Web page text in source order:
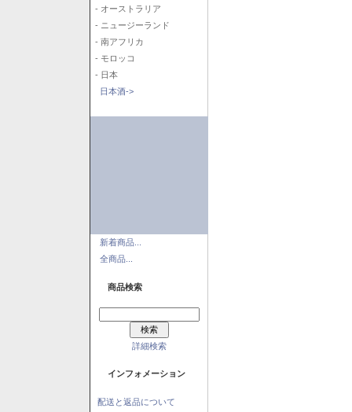
- オーストラリア
- ニュージーランド
- 南アフリカ
- モロッコ
- 日本
日本酒->
新着商品...
全商品...
商品検索
詳細検索
インフォメーション
配送と返品について